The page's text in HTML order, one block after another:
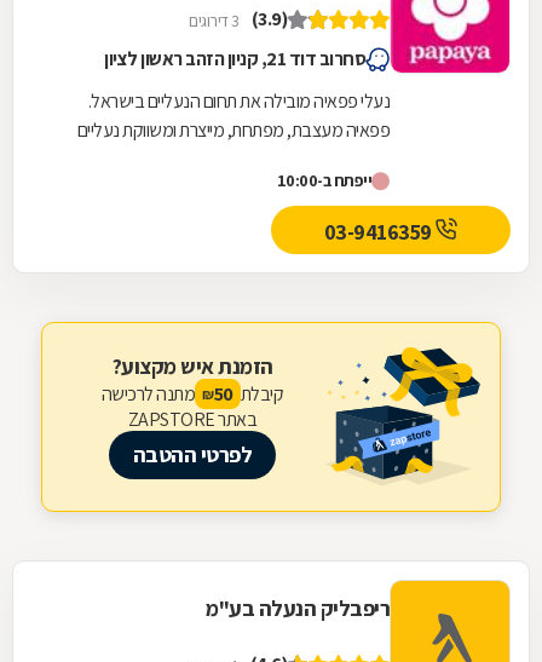
(3.9) 3 דירוגים
סחרוב דוד 21, קניון הזהב ראשון לציון
נעלי פפאיה מובילה את תחום הנעליים בישראל.
פפאיה מעצבת, מפתחת, מייצרת ומשווקת נעליים
וכמובן...
ייפתח ב-10:00
03-9416359
הזמנת איש מקצוע?
קיבלת 50
₪ מתנה לרכישה
באתר ZAPSTORE
לפרטי ההטבה
ריפבליק הנעלה בע"מ